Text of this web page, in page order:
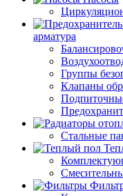
арматура
Группы
Клапаны
Стальные